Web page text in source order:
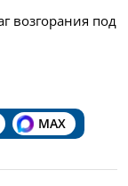
возгорания под
MAX